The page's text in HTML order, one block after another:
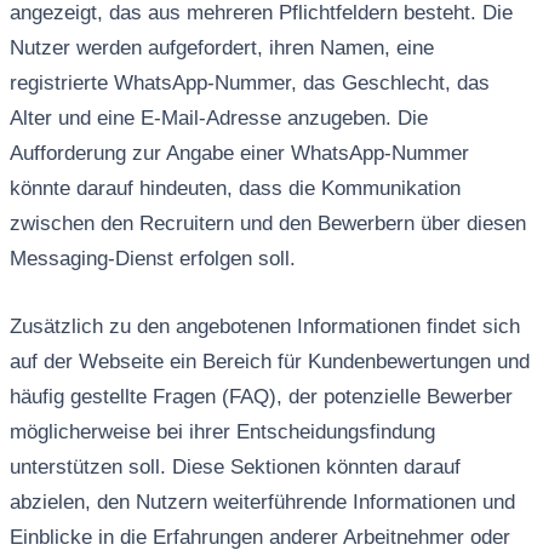
angezeigt, das aus mehreren Pflichtfeldern besteht. Die
Nutzer werden aufgefordert, ihren Namen, eine
registrierte WhatsApp-Nummer, das Geschlecht, das
Alter und eine E-Mail-Adresse anzugeben. Die
Aufforderung zur Angabe einer WhatsApp-Nummer
könnte darauf hindeuten, dass die Kommunikation
zwischen den Recruitern und den Bewerbern über diesen
Messaging-Dienst erfolgen soll.
Zusätzlich zu den angebotenen Informationen findet sich
auf der Webseite ein Bereich für Kundenbewertungen und
häufig gestellte Fragen (FAQ), der potenzielle Bewerber
möglicherweise bei ihrer Entscheidungsfindung
unterstützen soll. Diese Sektionen könnten darauf
abzielen, den Nutzern weiterführende Informationen und
Einblicke in die Erfahrungen anderer Arbeitnehmer oder